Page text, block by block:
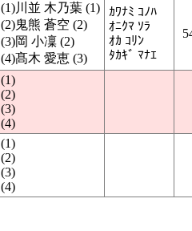
(1)川並 木乃葉 (1)
(2)鬼熊 蒼空 (2)
(3)岡 小凜 (2)
(4)髙木 愛恵 (3)
ｶﾜﾅﾐ ｺﾉﾊ
ｵﾆｸﾏ ｿﾗ
ｵｶ ｺﾘﾝ
ﾀｶｷﾞ ﾏﾅｴ
(1)
(2)
(3)
(4)
(1)
(2)
(3)
(4)